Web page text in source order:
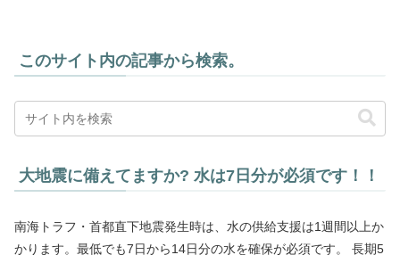
このサイト内の記事から検索。
大地震に備えてますか? 水は7日分が必須です！！
南海トラフ・首都直下地震発生時は、水の供給支援は1週間以上か
かります。最低でも7日から14日分の水を確保が必須です。 長期5